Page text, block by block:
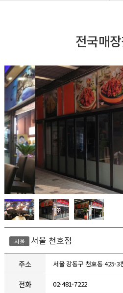
전국매
서울 서울 천호점
주소 서울 강동구 천호동 425-3
전화 02-481-7222